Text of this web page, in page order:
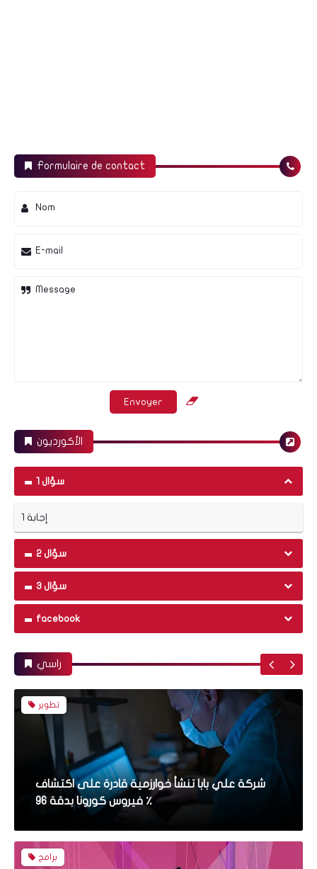
Formulaire de contact
Nom
E-mail
Message
الأكورديون
سؤال 1
إجابة 1
سؤال 2
سؤال 3
facebook
راسي
اخبار رياضية
التسجيل فى القوى العاملة :العمالة الغير منتظمة
تطوير
توقعات Facebook باستبدال نظارات الواقع المعزز
بالهواتف المحمولة خلال عشر سنوات ، هل هذا
تطوير
شركة علي بابا تنشأ خوارزمية قادرة على اكتشاف
فيروس كورونا بدقة 96 ٪
برامج